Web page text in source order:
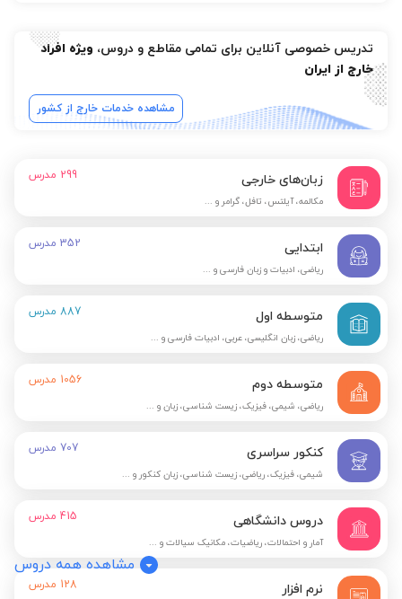
تدریس خصوصی آنلاین برای تمامی مقاطع و دروس، ویژه افراد
خارج از ایران
مشاهده خدمات خارج از کشور
زبان‌های خارجی
مکالمه، آیلتس، تافل، گرامر و ...
299 مدرس
ابتدایی
ریاضی، ادبیات و زبان فارسی و ...
352 مدرس
متوسطه اول
ریاضی، زبان انگلیسی، عربی، ادبیات فارسی و ...
887 مدرس
متوسطه دوم
ریاضی، شیمی، فیزیک، زیست شناسی، زبان و ...
1056 مدرس
کنکور سراسری
شیمی، فیزیک، ریاضی، زیست شناسی، زبان کنکور و ...
707 مدرس
دروس دانشگاهی
آمار و احتمالات، ریاضیات، مکانیک سیالات و ...
415 مدرس
نرم افزار 128 مدرس
مشاهده همه دروس